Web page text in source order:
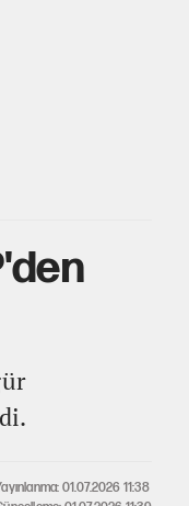
01.07.2026 11:38